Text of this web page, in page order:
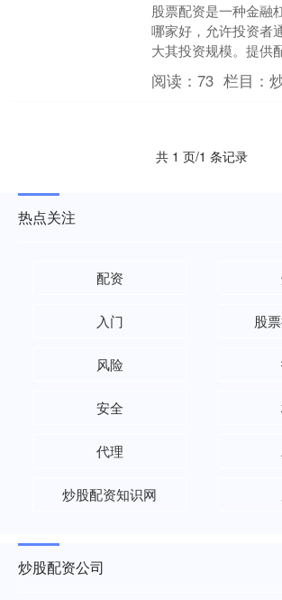
股票配资是一种金融
哪家好，允许投资者
大其投资规模。提供
这一过程中扮演着至
放大投资本金：*....
阅读：73 栏目：
共 1 页/1 条记录
热点关注
配资
入门 股
风险
安全
代理
炒股配资知识网
炒股配资公司